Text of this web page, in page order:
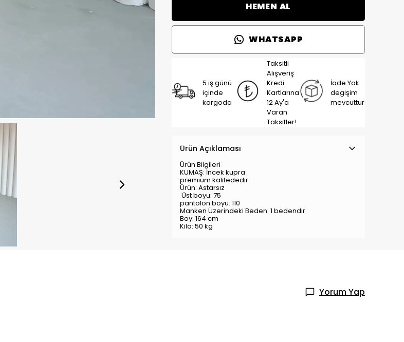
HEMEN AL
WHATSAPP
5 iş günü
içinde
kargoda
Taksitli
Alışveriş
Kredi
Kartlarına
12 Ay'a
Varan
Taksitler!
İade Yok
degişim
mevcuttur
Ürün Açıklaması
Ürün Bilgileri
KUMAŞ: İncek kupra
premium kalitededir
Ürün: Astarsız
Üst boyu: 75
pantolon boyu: 110
Manken Üzerindeki Beden: 1 bedendir
Boy: 164 cm
Kilo: 50 kg
Yorum Yap